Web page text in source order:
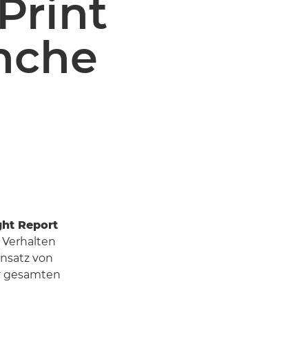
Report
von
gesamten